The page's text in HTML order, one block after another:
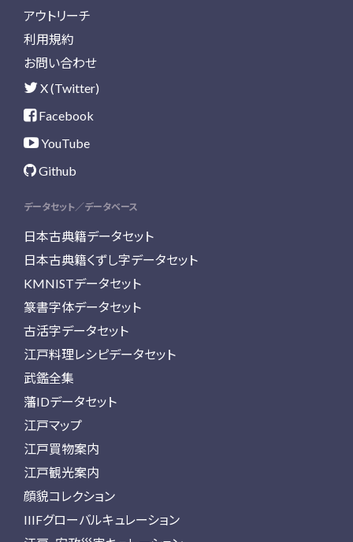
アウトリーチ
利用規約
お問い合わせ
X (Twitter)
Facebook
YouTube
Github
データセット／データベース
日本古典籍データセット
日本古典籍くずし字データセット
KMNISTデータセット
篆書字体データセット
古活字データセット
江戸料理レシピデータセット
武鑑全集
藩IDデータセット
江戸マップ
江戸買物案内
江戸観光案内
顔貌コレクション
IIIFグローバルキュレーション